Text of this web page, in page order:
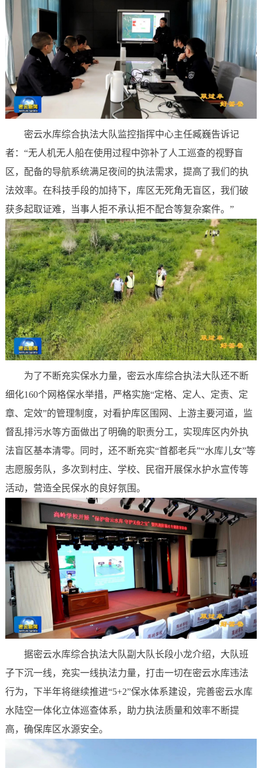
密云水库综合执法大队监控指挥中心主任臧巍告诉记
者：“无人机无人船在使用过程中弥补了人工巡查的视野盲
区，配备的导航系统满足夜间的执法需求，提高了我们的执
法效率。在科技手段的加持下，库区无死角无盲区，我们破
获多起取证难，当事人拒不承认拒不配合等复杂案件。”
为了不断充实保水力量，密云水库综合执法大队还不断
细化160个网格保水举措，严格实施“定格、定人、定责、定
章、定效”的管理制度，对看护库区围网、上游主要河道，监
督乱排污水等方面做出了明确的职责分工，实现库区内外执
法盲区基本清零。同时，还不断充实“首都老兵”“水库儿女”等
志愿服务队，多次到村庄、学校、民宿开展保水护水宣传等
活动，营造全民保水的良好氛围。
据密云水库综合执法大队副大队长段小龙介绍，大队班
子下沉一线，充实一线执法力量，打击一切在密云水库违法
行为，下半年将继续推进“5+2”保水体系建设，完善密云水库
水陆空一体化立体巡查体系，助力执法质量和效率不断提
高，确保库区水源安全。